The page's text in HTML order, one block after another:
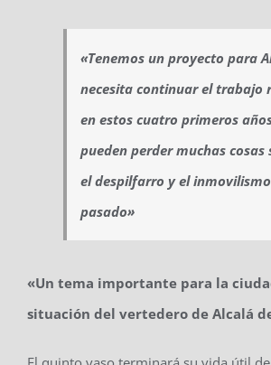
«Tenemos un proyecto para
necesita continuar el trabajo
en estos cuatro primeros
pueden perder muchas cosas
el despilfarro y el
pasado»
«Un tema importante para la
situación del vertedero de Alcalá